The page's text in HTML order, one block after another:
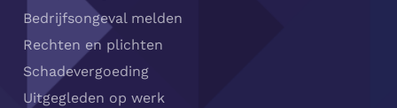
Bedrijfsongeval melden
Rechten en plichten
Schadevergoeding
Uitgegleden op werk